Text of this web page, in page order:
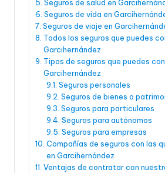
Seguros de salud en
Seguros de vida en
Seguros de viaje en
Todos los seguros que puedes
Garcihernández
Tipos de seguros que puedes
Garcihernández
Seguros personales
Seguros de bienes o
Seguros para particulares
Seguros para autónomos
Seguros para empresas
Compañías de seguros con las
en Garcihernández
Ventajas de contratar con